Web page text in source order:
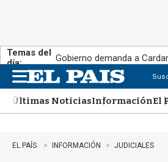
Temas del
día:
Gobierno demanda a
n
uÚltimas NoticiasInformaciónEl
EL PAÍS INFORMACIÓN JUDICIALES